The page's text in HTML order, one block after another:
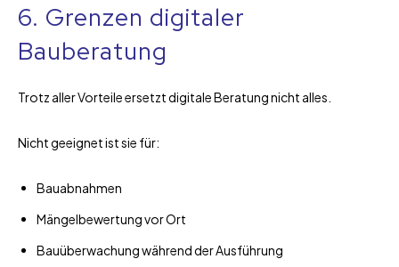
6. Grenzen digitaler
Bauberatung
Trotz aller Vorteile ersetzt digitale Beratung nicht alles.
Nicht geeignet ist sie für:
Bauabnahmen
Mängelbewertung vor Ort
Bauüberwachung während der Ausführung